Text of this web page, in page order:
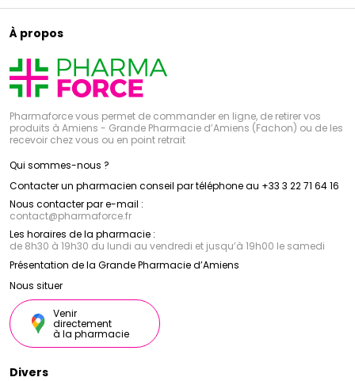
À propos
Pharmaforce vous permet de commander en ligne, de retirer vos
produits à Amiens - Grande Pharmacie d’Amiens (Fachon) ou de les
recevoir chez vous ou en point retrait
Qui sommes-nous ?
Contacter un pharmacien conseil par téléphone au +33 3 22 71 64 16
Nous contacter par e-mail :
contact@pharmaforce.fr
Les horaires de la pharmacie :
de 8h30 à 19h30 du lundi au vendredi et jusqu’à 19h00 le samedi
Présentation de la Grande Pharmacie d’Amiens
Nous situer
Venir
directement
à la pharmacie
Divers